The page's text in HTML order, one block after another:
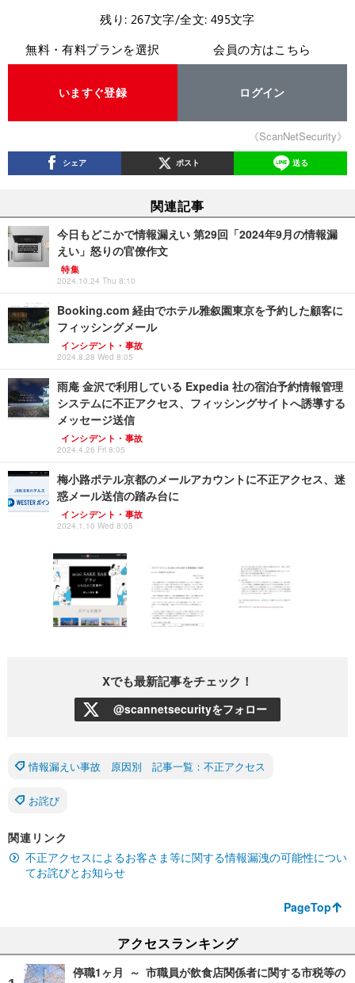
残り: 267文字/全文: 495文字
無料・有料プランを選択
いますぐ登録
会員の方はこちら
ログイン
《ScanNetSecurity》
シェア ポスト 送る
関連記事
今日もどこかで情報漏えい 第29回「2024年9月の情報漏
えい」怒りの官僚作文
特集
2024.10.24 Thu 8:10
Booking.com 経由でホテル雅叙園東京を予約した顧客に
フィッシングメール
インシデント・事故
2024.8.28 Wed 8:05
雨庵 金沢で利用している Expedia 社の宿泊予約情報管理
システムに不正アクセス、フィッシングサイトへ誘導する
メッセージ送信
インシデント・事故
2024.4.26 Fri 8:05
梅小路ポテル京都のメールアカウントに不正アクセス、迷
惑メール送信の踏み台に
インシデント・事故
2024.1.10 Wed 8:05
Xでも最新記事をチェック！
@scannetsecurityをフォロー
情報漏えい事故 原因別 記事一覧：不正アクセス
お詫び
関連リンク
不正アクセスによるお客さま等に関する情報漏洩の可能性につい
てお詫びとお知らせ
PageTop
アクセスランキング
停職1ヶ月 ～ 市職員が飲食店関係者に関する市税等の